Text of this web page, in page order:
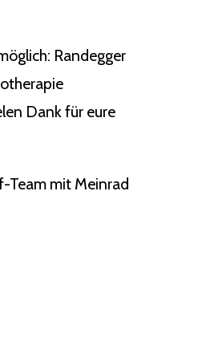
Randegger
Dank für eure
Team mit Meinrad